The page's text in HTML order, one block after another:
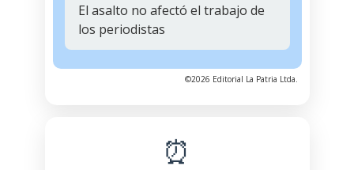
El asalto no afectó el trabajo de
los periodistas
©2026 Editorial La Patria Ltda.
⏰